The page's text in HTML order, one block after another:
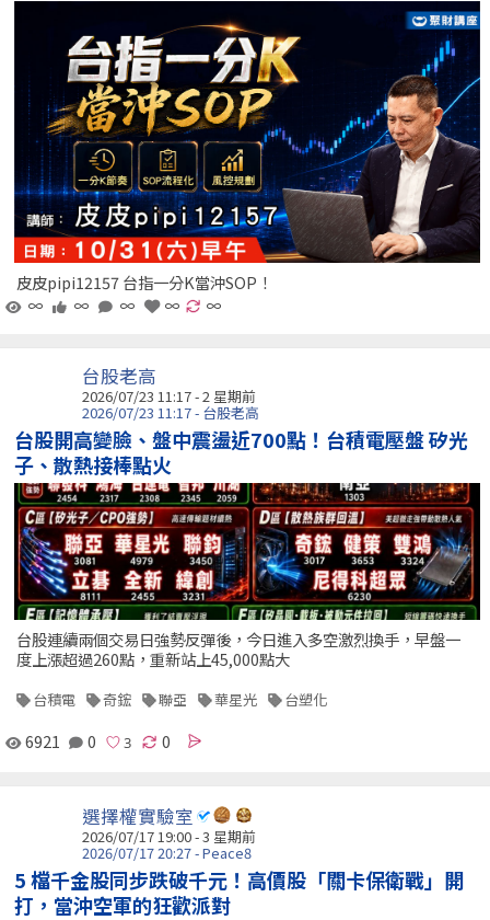
皮皮pipi12157 台指一分K當沖SOP！
∞
∞ ∞ ∞ ∞
台股老高
2026/07/23 11:17 - 2 星期前
2026/07/23 11:17 - 台股老高
台股開高變臉、盤中震盪近700點！台積電壓盤 矽光
子、散熱接棒點火
台股連續兩個交易日強勢反彈後，今日進入多空激烈換手，早盤一
度上漲超過260點，重新站上45,000點大
台積電 奇鋐 聯亞 華星光 台塑化
6921 0 0
選擇權實驗室
2026/07/17 19:00 - 3 星期前
2026/07/17 20:27 - Peace8
5 檔千金股同步跌破千元！高價股「關卡保衛戰」開
打，當沖空軍的狂歡派對